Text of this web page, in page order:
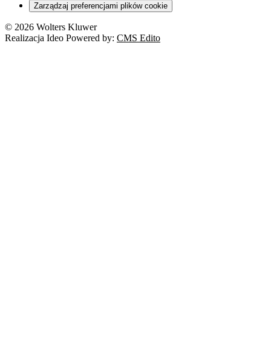
Zarządzaj preferencjami plików cookie
© 2026 Wolters Kluwer
Realizacja Ideo Powered by: CMS Edito